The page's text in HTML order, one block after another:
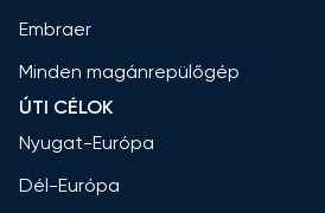
Embraer
Minden magánrepülőgép
ÚTI CÉLOK
Nyugat-Európa
Dél-Európa